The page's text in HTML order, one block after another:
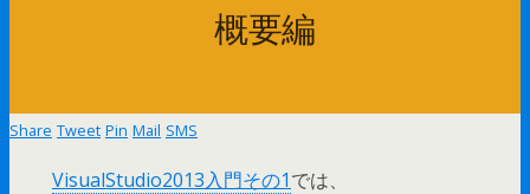
概要編
Share Tweet Pin Mail SMS
VisualStudio2013入門その1では、